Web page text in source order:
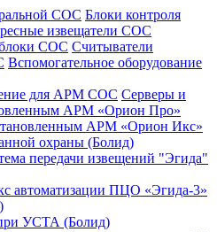
СОС Блоки контроля
извещатели СОС
СОС Считыватели
Вспомогательное оборудование
для АРМ СОС Серверы и
АРМ «Орион Про»
АРМ «Орион Икс»
охраны (Болид)
передачи извещений "Эгида"
автоматизации ПЦО «Эгида-3»
УСТА (Болид)